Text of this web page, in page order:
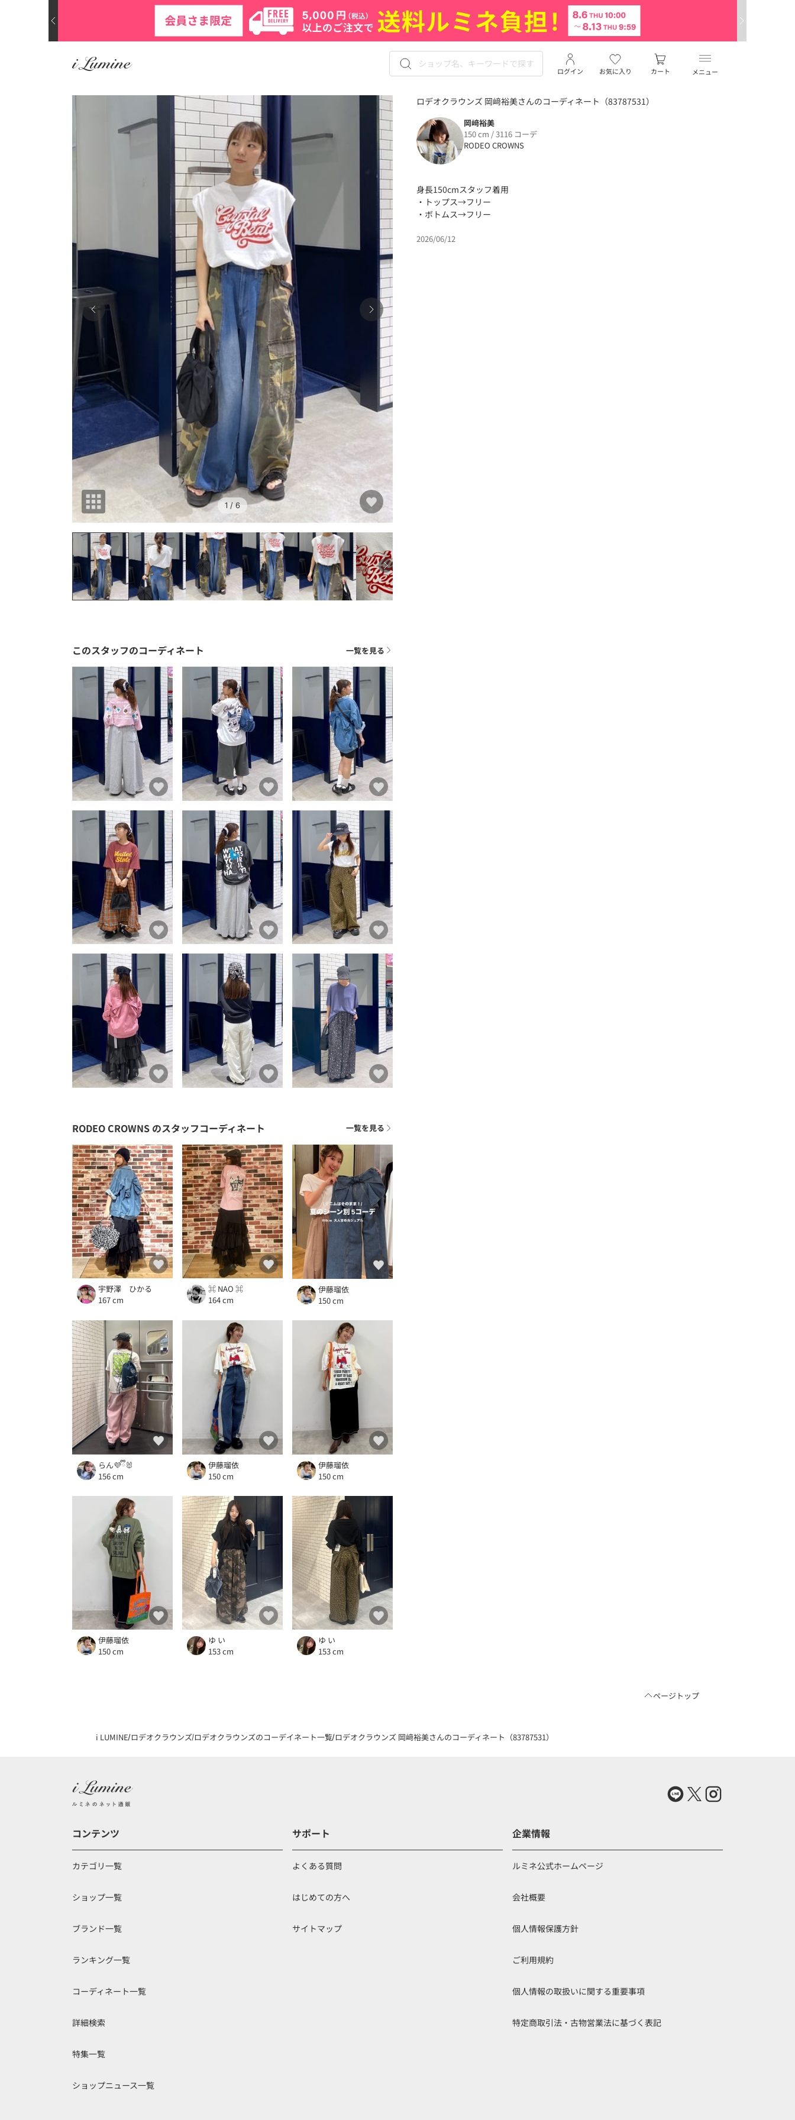
メニュー
お気に入り
ログイン カート
1 / 6
ロデオクラウンズ 岡﨑裕美さんのコーディネート（83787531）
岡﨑裕美
150 cm / 3116 コーデ
RODEO CROWNS
身長150cmスタッフ着用
・トップス→フリー
・ボトムス→フリー
2026/06/12
このスタッフのコーディネート 一覧を見る
RODEO CROWNS のスタッフコーディネート 一覧を見る
宇野澤 ひかる
167 cm
⌘ NAO ⌘
164 cm
伊藤瑠依
150 cm
らん💜ྀི🐰
156 cm
伊藤瑠依
150 cm
伊藤瑠依
150 cm
伊藤瑠依
150 cm
ゆ い
153 cm
ゆ い
153 cm
ページトップ
i LUMINEロデオクラウンズ ロデオクラウンズのコーデイネート一覧ロデオクラウンズ 岡﨑裕美さんのコーディネート（83787531）
コンテンツ
カテゴリ一覧
ショップ一覧
ブランド一覧
ランキング一覧
コーディネート一覧
詳細検索
特集一覧
ショップニュース一覧
サポート
よくある質問
はじめての方へ
サイトマップ
企業情報
ルミネ公式ホームページ
会社概要
個人情報保護方針
ご利用規約
個人情報の取扱いに関する重要事項
特定商取引法・古物営業法に基づく表記